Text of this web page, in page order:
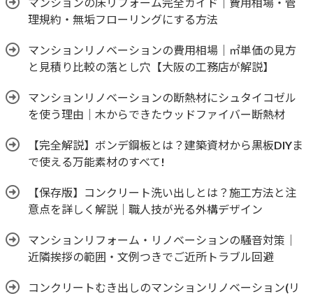
理規約・無垢フローリングにする方法
マンションリノベーションの費用相場｜㎡単価の見方
と見積り比較の落とし穴【大阪の工務店が解説】
マンションリノベーションの断熱材にシュタイコゼル
を使う理由｜木からできたウッドファイバー断熱材
【完全解説】ボンデ鋼板とは？建築資材から黒板DIYま
で使える万能素材のすべて!
【保存版】コンクリート洗い出しとは？施工方法と注
意点を詳しく解説｜職人技が光る外構デザイン
マンションリフォーム・リノベーションの騒音対策｜
近隣挨拶の範囲・文例つきでご近所トラブル回避
コンクリートむき出しのマンションリノベーション(リ